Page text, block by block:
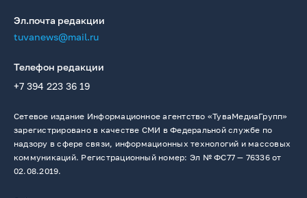
Эл.почта редакции
tuvanews@mail.ru
Телефон редакции
+7 394 223 36 19
Сетевое издание Информационное агентство «ТуваМедиаГрупп»
зарегистрировано в качестве СМИ в Федеральной службе по
надзору в сфере связи, информационных технологий и массовых
коммуникаций. Регистрационный номер: Эл № ФС77 — 76336 от
02.08.2019.